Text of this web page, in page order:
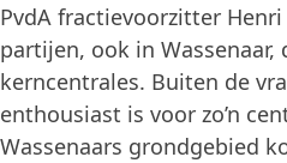
PvdA fractievoorzitter Henri
partijen, ook in
kerncentrales. Buiten de
enthousiast is voor zo’n
Wassenaars grondgebied